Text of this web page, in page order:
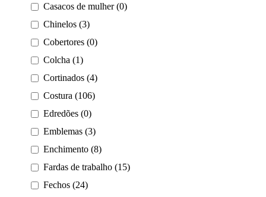
Casacos de mulher (0)
Chinelos (3)
Cobertores (0)
Colcha (1)
Cortinados (4)
Costura (106)
Edredões (0)
Emblemas (3)
Enchimento (8)
Fardas de trabalho (15)
Fechos (24)